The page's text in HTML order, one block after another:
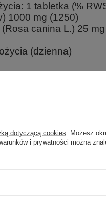
1 tabletka (%
1000 mg (1250)
canina L.) 25 mg
(dzienna)
owoc dzikiej róży (Rosa canina
dotyczącą cookies . Możesz
i prywatności można